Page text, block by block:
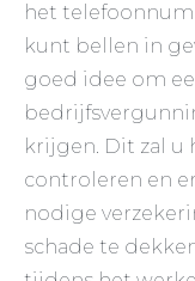
het
kunt bellen in
goed idee om
krijgen. Dit zal u
controleren en
nodige
schade te